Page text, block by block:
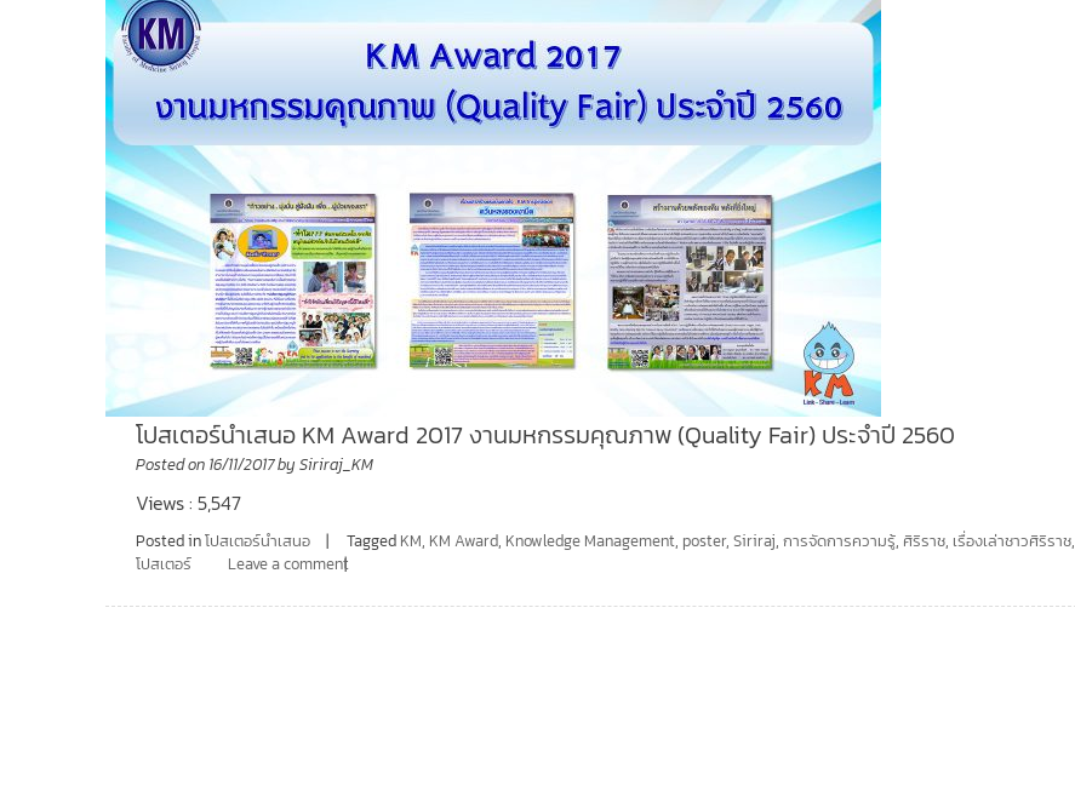
โปสเตอร์นำเสนอ KM Award 2017 งานมหกรรมคุณภาพ (Quality Fair) ประจำปี 2560
Posted on 16/11/2017bySiriraj_KM
Views : 5,547
Posted inโปสเตอร์นำเสนอ Tagged KM, KM Award, Knowledge Management, poster,Siriraj,การจัดการความรู้, ศิริราช, เรื่องเล่าชาวศิริราช,
โปสเตอร์
Leave a comment